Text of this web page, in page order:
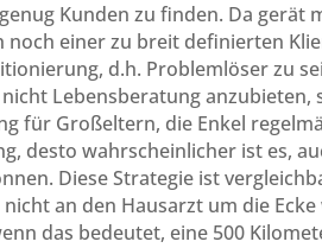
Kunden zu finden. Da gerät
einer zu breit definierten
d.h. Problemlöser zu
Lebensberatung
für Großeltern, die Enkel
desto wahrscheinlicher ist es,
Diese Strategie ist
an den Hausarzt um die
das bedeutet, eine 500